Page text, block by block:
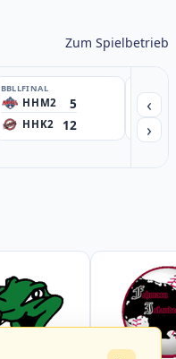
Zum Spielbetrieb
BBLLFINAL
HHM2 5
HHK2 12
‹
›